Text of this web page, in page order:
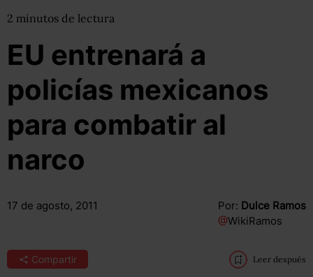
2 minutos de lectura
EU entrenará a
policías mexicanos
para combatir al
narco
17 de agosto, 2011 Por: Dulce Ramos
@WikiRamos
Compartir Leer después